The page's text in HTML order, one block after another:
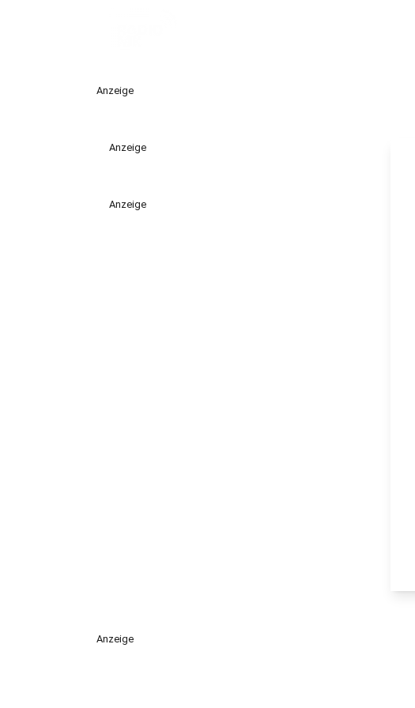
Anzeige
Anzeige
Anzeige
Anzeige